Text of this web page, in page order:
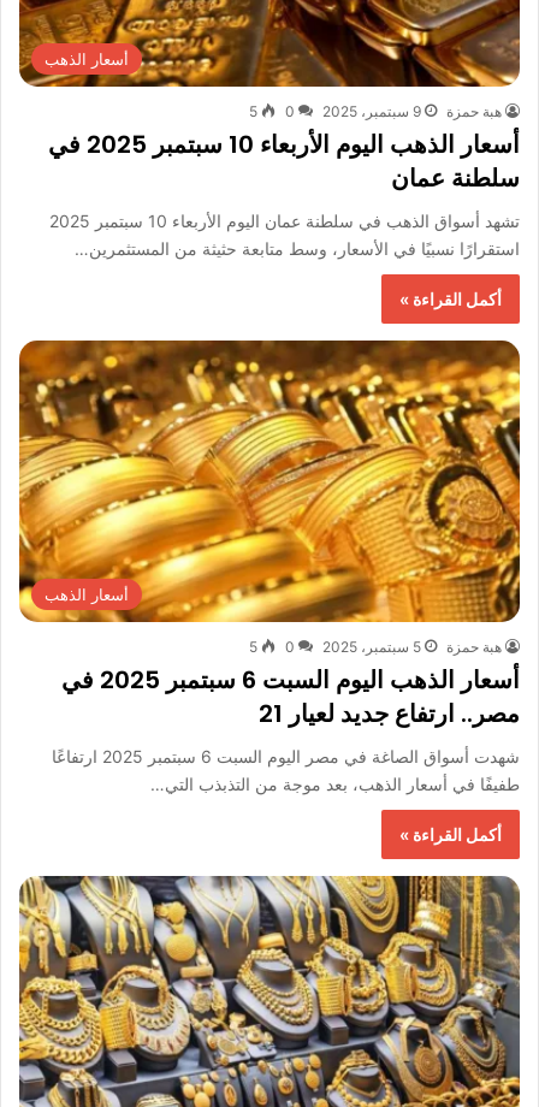
أسعار الذهب
هبة حمزة 9 سبتمبر، 2025 0
5
أسعار الذهب اليوم الأربعاء 10 سبتمبر 2025 في
سلطنة عمان
تشهد أسواق الذهب في سلطنة عمان اليوم الأربعاء 10 سبتمبر 2025
استقرارًا نسبيًا في الأسعار، وسط متابعة حثيثة من المستثمرين…
أكمل القراءة »
أسعار الذهب
هبة حمزة 5 سبتمبر، 2025 0
5
أسعار الذهب اليوم السبت 6 سبتمبر 2025 في
مصر.. ارتفاع جديد لعيار 21
شهدت أسواق الصاغة في مصر اليوم السبت 6 سبتمبر 2025 ارتفاعًا
طفيفًا في أسعار الذهب، بعد موجة من التذبذب التي…
أكمل القراءة »